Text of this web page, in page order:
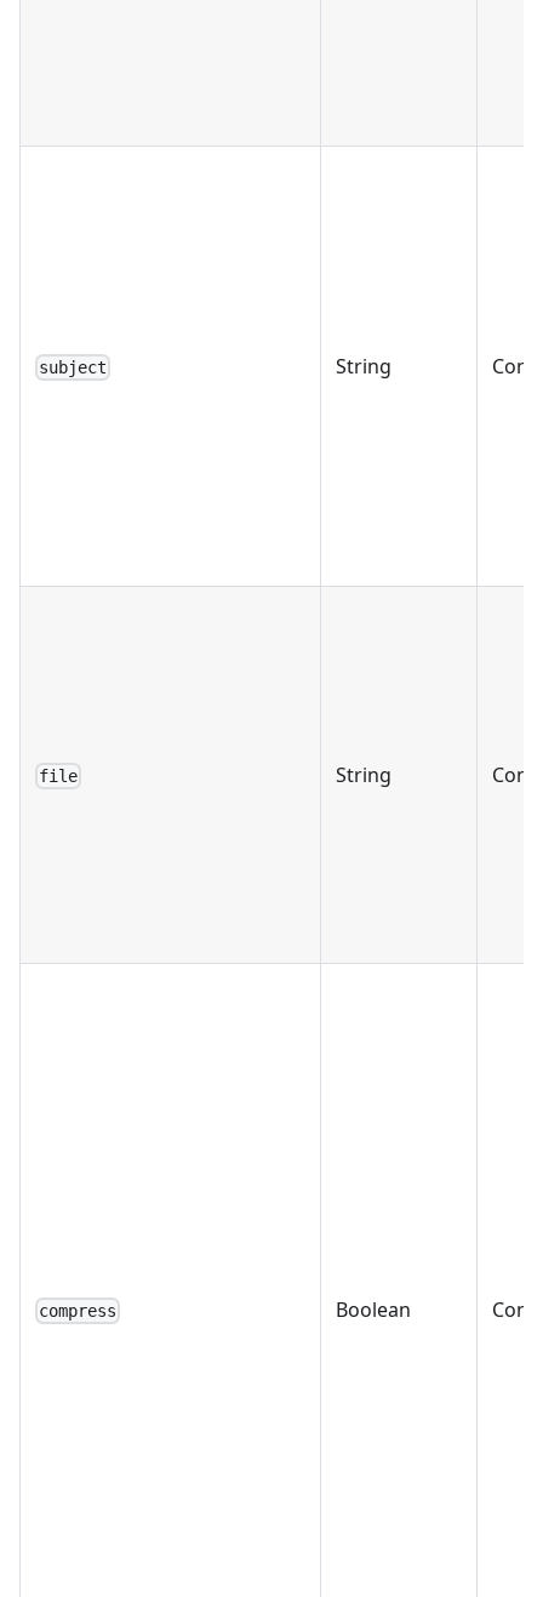
subject String
file String
compress Boolean